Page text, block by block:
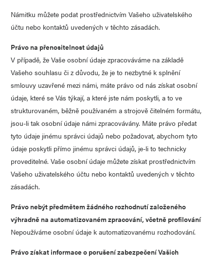
Námitku můžete podat prostřednictvím Vašeho uživatelského
účtu nebo kontaktů uvedených v těchto zásadách.
Právo na přenositelnost údajů
V případě, že Vaše osobní údaje zpracováváme na základě
Vašeho souhlasu či z důvodu, že je to nezbytné k splnění
smlouvy uzavřené mezi námi, máte právo od nás získat osobní
údaje, které se Vás týkají, a které jste nám poskytli, a to ve
strukturovaném, běžně používaném a strojově čitelném formátu,
jsou-li tak osobní údaje námi zpracovávány. Máte právo předat
tyto údaje jinému správci údajů nebo požadovat, abychom tyto
údaje poskytli přímo jinému správci údajů, je-li to technicky
proveditelné. Vaše osobní údaje můžete získat prostřednictvím
Vašeho uživatelského účtu nebo kontaktů uvedených v těchto
zásadách.
Právo nebýt předmětem žádného rozhodnutí založeného
výhradně na automatizovaném zpracování, včetně profilování
Nepoužíváme osobní údaje k automatizovanému rozhodování.
Právo získat informace o porušení zabezpečení Vašich